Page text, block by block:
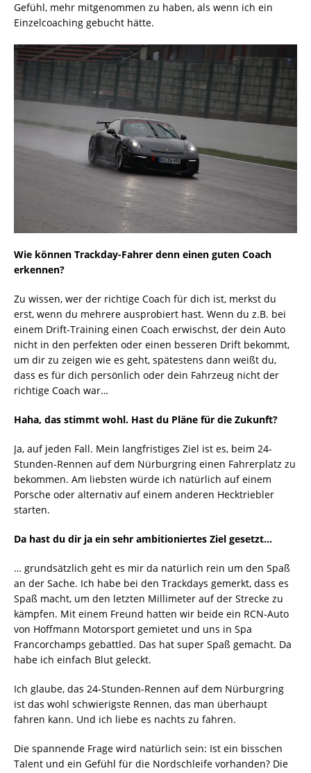
Gefühl, mehr mitgenommen zu haben, als wenn ich ein
Einzelcoaching gebucht hätte.
Wie können Trackday-Fahrer denn einen guten Coach
erkennen?
Zu wissen, wer der richtige Coach für dich ist, merkst du
erst, wenn du mehrere ausprobiert hast. Wenn du z.B. bei
einem Drift-Training einen Coach erwischst, der dein Auto
nicht in den perfekten oder einen besseren Drift bekommt,
um dir zu zeigen wie es geht, spätestens dann weißt du,
dass es für dich persönlich oder dein Fahrzeug nicht der
richtige Coach war…
Haha, das stimmt wohl. Hast du Pläne für die Zukunft?
Ja, auf jeden Fall. Mein langfristiges Ziel ist es, beim 24-
Stunden-Rennen auf dem Nürburgring einen Fahrerplatz zu
bekommen. Am liebsten würde ich natürlich auf einem
Porsche oder alternativ auf einem anderen Hecktriebler
starten.
Da hast du dir ja ein sehr ambitioniertes Ziel gesetzt…
… grundsätzlich geht es mir da natürlich rein um den Spaß
an der Sache. Ich habe bei den Trackdays gemerkt, dass es
Spaß macht, um den letzten Millimeter auf der Strecke zu
kämpfen. Mit einem Freund hatten wir beide ein RCN-Auto
von Hoffmann Motorsport gemietet und uns in Spa
Francorchamps gebattled. Das hat super Spaß gemacht. Da
habe ich einfach Blut geleckt.
Ich glaube, das 24-Stunden-Rennen auf dem Nürburgring
ist das wohl schwierigste Rennen, das man überhaupt
fahren kann. Und ich liebe es nachts zu fahren.
Die spannende Frage wird natürlich sein: Ist ein bisschen
Talent und ein Gefühl für die Nordschleife vorhanden? Die